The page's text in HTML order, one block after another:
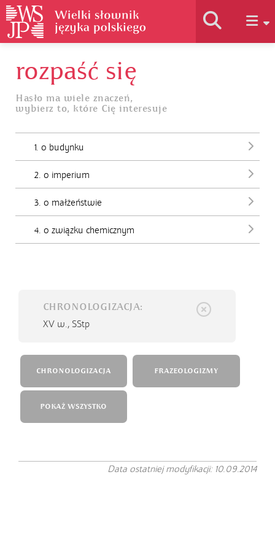
Historia słownika
Jak korzystać
rozpaść się
Hasło ma wiele znaczeń,
wybierz to, które Cię interesuje
1. o budynku
2. o imperium
3. o małżeństwie
4. o związku chemicznym
CHRONOLOGIZACJA:
XV w., SStp
CHRONOLOGIZACJA FRAZEOLOGIZMY
POKAŻ WSZYSTKO
Data ostatniej modyfikacji: 10.09.2014